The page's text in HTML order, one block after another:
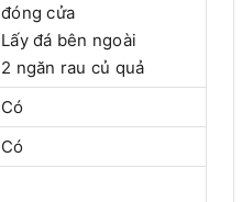
đóng cửa
Lấy đá bên ngoài
2 ngăn rau củ quả
Có
Có